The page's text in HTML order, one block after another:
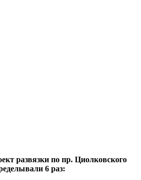
развязки по пр. Циолковского
6 раз: